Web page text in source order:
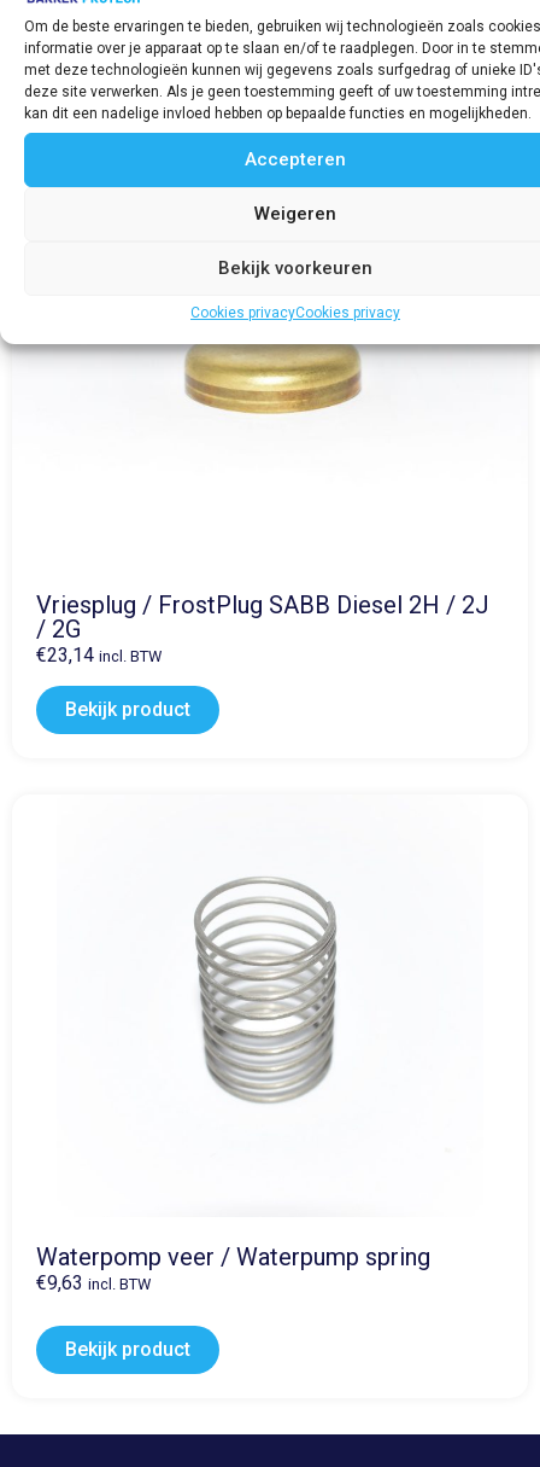
Om de beste ervaringen te bieden, gebruiken wij technologieën zoals
informatie over je apparaat op te slaan en/of te raadplegen. Door in te
met deze technologieën kunnen wij gegevens zoals surfgedrag of unieke
deze site verwerken. Als je geen toestemming geeft of uw toestemming
kan dit een nadelige invloed hebben op bepaalde functies en mogelijkheden.
Accepteren
Weigeren
Bekijk voorkeuren
Cookies privacyCookies privacy
36,37
Bekijk product
Vriesplug / FrostPlug SABB Diesel 2H / 2J
/ 2G
€23,14 incl. BTW
Bekijk product
Waterpomp veer / Waterpump spring
€9,63 incl. BTW
Bekijk product